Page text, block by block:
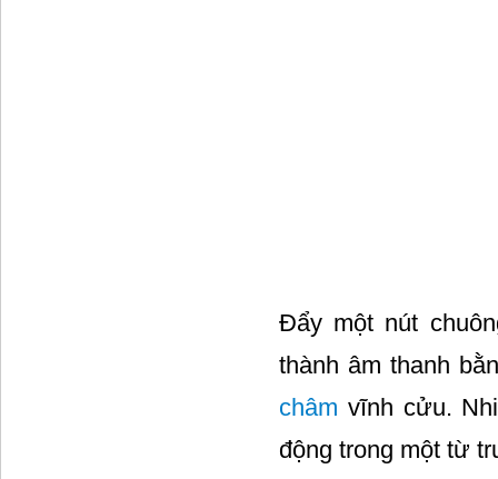
Đẩy một nút
thành âm thanh
châm vĩnh cửu.
động trong một từ